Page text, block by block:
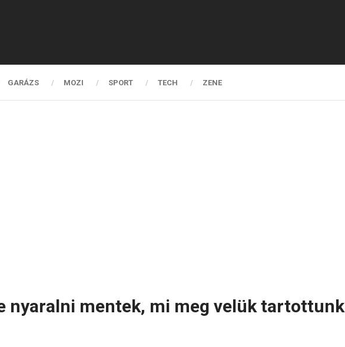
GARÁZS MOZI SPORT TECH ZENE
nyaralni mentek, mi meg velük tartottunk